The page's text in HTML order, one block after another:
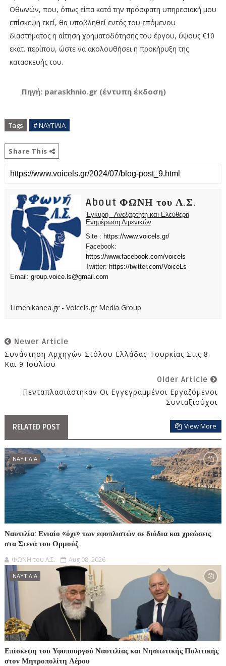
Οθωνών, που, όπως είπα κατά την πρόσφατη υπηρεσιακή μου
επίσκεψη εκεί, θα υποβληθεί εντός του επόμενου
διαστήματος η αίτηση χρηματοδότησης του έργου, ύψους €10
εκατ. περίπου, ώστε να ακολουθήσει η προκήρυξη της
κατασκευής του.
Πηγή: paraskhnio.gr (έντυπη έκδοση)
Tags # ΝΑΥΤΙΛΙΑ
Share This
About ΦΩΝΗ του Λ.Σ.
Έγκυρη - Ανεξάρτητη και Ελεύθερη
Ενημέρωση Λιμενικών
Site : https://www.voicels.gr/
Facebook:
https://www.facebook.com/voicels
Twitter: https://twitter.com/VoiceLs
Email: group.voice.ls@gmail.com
Limenikanea.gr - Voicels.gr Media Group
Newer Article
Συνάντηση Αρχηγών Στόλου Ελλάδας-Τουρκίας Στις 8
Και 9 Ιουλίου
Older Article
Πενταπλασιάστηκαν Οι Εγγεγραμμένοι Εργαζόμενοι
Συνταξιούχοι
RELATED POST View More
ΝΑΥΤΙΛΙΑ
Ναυτιλία: Ενιαίο «όχι» των εφοπλιστών σε διόδια και χρεώσεις
στα Στενά του Ορμούζ
ΦΩΝΗ του Λ.Σ. Aug 08, 2026
ΝΑΥΤΙΛΙΑ
Επίσκεψη του Υφυπουργού Ναυτιλίας και Νησιωτικής Πολιτικής
στον Μητροπολίτη Λέρου